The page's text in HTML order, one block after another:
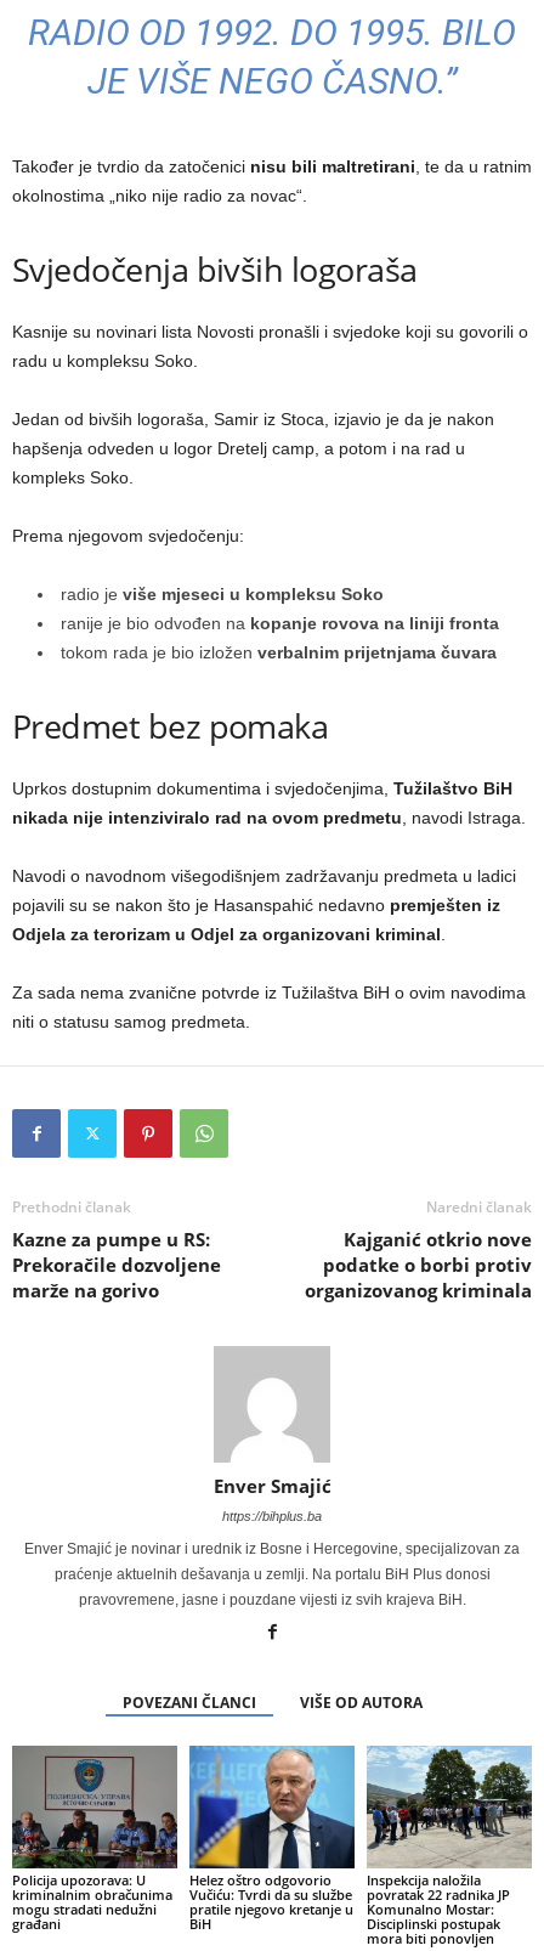
RADIO OD 1992. DO 1995. BILO
JE VIŠE NEGO ČASNO.”
Također je tvrdio da zatočenici nisu bili maltretirani , te da u ratnim
okolnostima „niko nije radio za novac“.
Svjedočenja bivših logoraša
Kasnije su novinari lista Novosti pronašli i svjedoke koji su govorili o
radu u kompleksu Soko.
Jedan od bivših logoraša, Samir iz Stoca, izjavio je da je nakon
hapšenja odveden u logor Dretelj camp, a potom i na rad u
kompleks Soko.
Prema njegovom svjedočenju:
radio je više mjeseci u kompleksu Soko
ranije je bio odvođen na kopanje rovova na liniji fronta
tokom rada je bio izložen verbalnim prijetnjama čuvara
Predmet bez pomaka
Uprkos dostupnim dokumentima i svjedočenjima, Tužilaštvo BiH
nikada nije intenziviralo rad na ovom predmetu , navodi Istraga.
Navodi o navodnom višegodišnjem zadržavanju predmeta u ladici
pojavili su se nakon što je Hasanspahić nedavno premješten iz
Odjela za terorizam u Odjel za organizovani kriminal
Za sada nema zvanične potvrde iz Tužilaštva BiH o ovim navodima
niti o statusu samog predmeta.
Prethodni članak
Kazne za pumpe u RS:
Prekoračile dozvoljene
marže na gorivo
Naredni članak
Kajganić otkrio nove
podatke o borbi protiv
organizovanog kriminala
Enver Smajić
https://bihplus.ba
Enver Smajić je novinar i urednik iz Bosne i Hercegovine, specijalizovan za
praćenje aktuelnih dešavanja u zemlji. Na portalu BiH Plus donosi
pravovremene, jasne i pouzdane vijesti iz svih krajeva BiH.
POVEZANI ČLANCI VIŠE OD AUTORA
Policija upozorava: U
kriminalnim obračunima
mogu stradati nedužni
građani
Helez oštro odgovorio
Vučiću: Tvrdi da su službe
pratile njegovo kretanje u
BiH
Inspekcija naložila
povratak 22 radnika JP
Komunalno Mostar:
Disciplinski postupak
mora biti ponovljen